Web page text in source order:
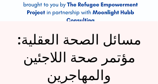
مسائل الصحة العقلية:
مؤتمر صحة اللاجئين
والمهاجرين